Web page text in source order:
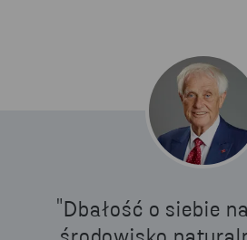
"Dbałość o siebie